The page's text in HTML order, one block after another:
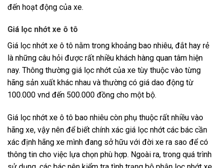
đến hoạt động của xe.
Giá lọc nhớt xe ô tô
Giá lọc nhớt xe ô tô nằm trong khoảng bao nhiêu, đắt hay rẻ
là những câu hỏi được rất nhiều khách hàng quan tâm hiện
nay. Thông thường giá lọc nhớt của xe tùy thuộc vào từng
hãng sản xuất khác nhau và thường có giá dao động từ
100.000 vnd đến 500.000 đồng cho một bộ.
Giá lọc nhớt xe ô tô bao nhiêu còn phụ thuộc rất nhiều vào
hãng xe, vậy nên để biết chính xác giá lọc nhớt các bác cần
xác định hãng xe mình đang sở hữu với đời xe ra sao để có
thông tin cho việc lựa chọn phù hợp. Ngoài ra, trong quá trình